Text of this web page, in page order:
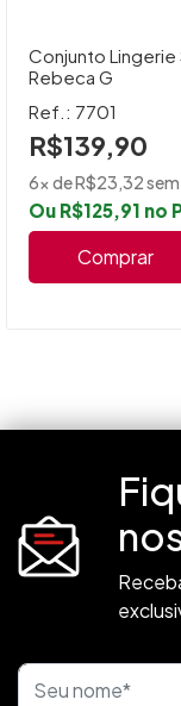
Conjunto Lingerie
Rebeca G
Ref.: 7701
R$139,90
6x de R$23,32
Ou R$125,91 no
Comprar